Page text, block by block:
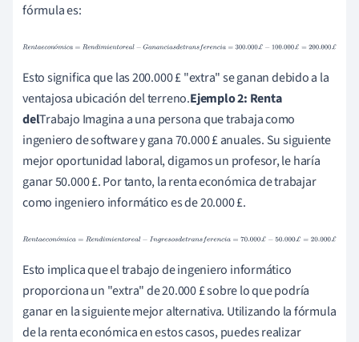
fórmula es:
ó
Rentaeconómica=Rendimientoreal−Gananciasdetransferen
Esto significa que las 200.000 £ "extra" se ganan debido a la
ventajosa ubicación del terreno.Ejemplo 2: Renta
delTrabajo Imagina a una persona que trabaja como
ingeniero de software y gana 70.000 £ anuales. Su siguiente
mejor oportunidad laboral, digamos un profesor, le haría
ganar 50.000 £. Por tanto, la renta económica de trabajar
como ingeniero informático es de 20.000 £.
ó
Rentaeconómica=Rendimientoreal−Ingresosdetransferenci
Esto implica que el trabajo de ingeniero informático
proporciona un "extra" de 20.000 £ sobre lo que podría
ganar en la siguiente mejor alternativa. Utilizando la fórmula
de la renta económica en estos casos, puedes realizar